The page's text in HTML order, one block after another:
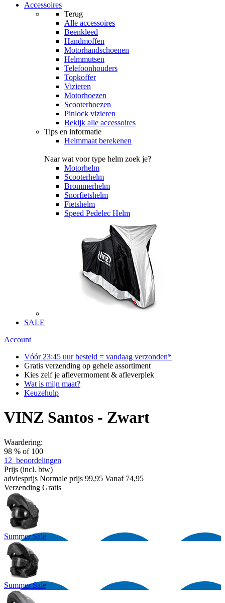
Accessoires
Terug
Alle accessoires
Beenkleed
Handmoffen
Motorhandschoenen
Helmmutsen
Telefoonhouders
Topkoffer
Vizieren
Motorhoezen
Scooterhoezen
Pinlock vizieren
Bekijk alle accessoires
Tips en informatie
Helmmaat berekenen
Naar wat voor type helm zoek je?
Motorhelm
Scooterhelm
Brommerhelm
Snorfietshelm
Fietshelm
Speed Pedelec Helm
SALE
Account
Vóór 23:45 uur besteld = vandaag verzonden*
Gratis verzending op gehele assortiment
Kies zelf je aflevermoment & afleverplek
Wat is mijn maat?
Keuzehulp
VINZ Santos - Zwart
Waardering:
98 % of 100
12 beoordelingen
Prijs (incl. btw)
adviesprijs Normale prijs 99,95 Vanaf 74,95
Verzending Gratis
Summer Sale
Summer Sale